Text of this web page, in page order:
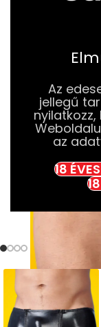
Az
jellegű
az
18